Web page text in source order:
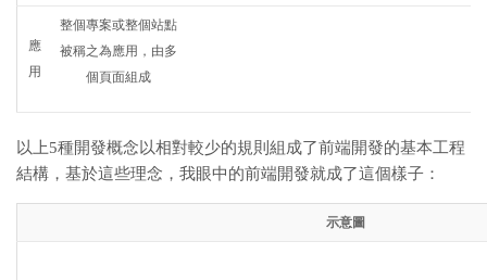
應
用
整個專案或整個站點
被稱之為應用，由多
個頁面組成
以上5種開發概念以相對較少的規則組成了前端開發的基本工程
結構，基於這些理念，我眼中的前端開發就成了這個樣子：
示意圖